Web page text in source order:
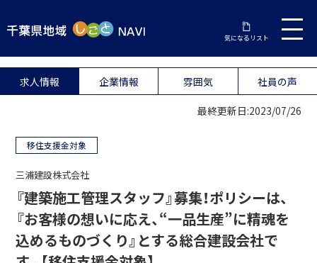
気になるリスト
求人情報 企業情報 雰囲気 社員の声
最終更新日:2023/07/26
移住支援金対象
三浦建設株式会社
『建築施工管理スタッフ』募集！ポリシーは、
『お客様の想いに応え、“一品生産”に精魂を
込めるものづくり』とする総合建設会社で